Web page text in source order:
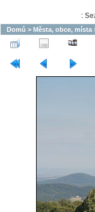
:
Domů > Města, obce, místa